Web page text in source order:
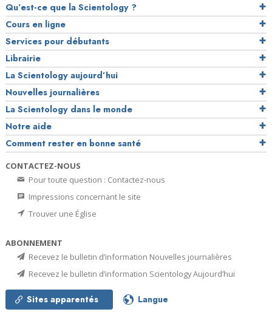
Qu’est-ce que la Scientology ?
Cours en ligne
Services pour débutants
Librairie
La Scientology aujourd’hui
Nouvelles journalières
La Scientology dans le monde
Notre aide
Comment rester en bonne santé
CONTACTEZ-NOUS
Pour toute question : Contactez-nous
Impressions concernant le site
Trouver une Église
ABONNEMENT
Recevez le bulletin d’information Nouvelles journalières
Recevez le bulletin d’information Scientology Aujourd’hui
Sites apparentés Langue